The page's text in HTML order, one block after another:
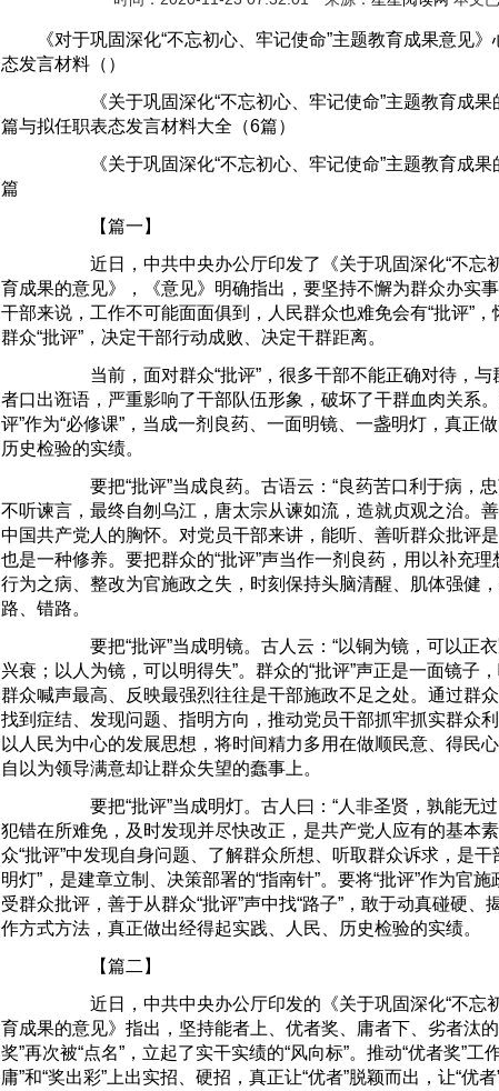
《对于巩固深化“不忘初心、牢记使命”主题教育成果意见
态发言材料（）
《关于巩固深化“不忘初心、牢记使命”主题教育成果
篇与拟任职表态发言材料大全（6篇）
《关于巩固深化“不忘初心、牢记使命”主题教育成果
篇
【篇一】
近日，中共中央办公厅印发了《关于巩固深化“不忘初
育成果的意见》，《意见》明确指出，要坚持不懈为群众办实
干部来说，工作不可能面面俱到，人民群众也难免会有“批评”
群众“批评”，决定干部行动成败、决定干群距离。
当前，面对群众“批评”，很多干部不能正确对待，与
者口出诳语，严重影响了干部队伍形象，破坏了干群血肉关系
评”作为“必修课”，当成一剂良药、一面明镜、一盏明灯，真正
历史检验的实绩。
要把“批评”当成良药。古语云：“良药苦口利于病，忠
不听谏言，最终自刎乌江，唐太宗从谏如流，造就贞观之治。
中国共产党人的胸怀。对党员干部来讲，能听、善听群众批评
也是一种修养。要把群众的“批评”声当作一剂良药，用以补充
行为之病、整改为官施政之失，时刻保持头脑清醒、肌体强健
路、错路。
要把“批评”当成明镜。古人云：“以铜为镜，可以正衣
兴衰；以人为镜，可以明得失”。群众的“批评”声正是一面镜子
群众喊声最高、反映最强烈往往是干部施政不足之处。通过群众
找到症结、发现问题、指明方向，推动党员干部抓牢抓实群众
以人民为中心的发展思想，将时间精力多用在做顺民意、得民
自以为领导满意却让群众失望的蠢事上。
要把“批评”当成明灯。古人曰：“人非圣贤，孰能无过
犯错在所难免，及时发现并尽快改正，是共产党人应有的基本
众“批评”中发现自身问题、了解群众所想、听取群众诉求，是干
明灯”，是建章立制、决策部署的“指南针”。要将“批评”作为官
受群众批评，善于从群众“批评”声中找“路子”，敢于动真碰硬、
作方式方法，真正做出经得起实践、人民、历史检验的实绩。
【篇二】
近日，中共中央办公厅印发的《关于巩固深化“不忘初
育成果的意见》指出，坚持能者上、优者奖、庸者下、劣者汰
奖”再次被“点名”，立起了实干实绩的“风向标”。推动“优者奖”工
庸”和“奖出彩”上出实招、硬招，真正让“优者”脱颖而出，让“优者